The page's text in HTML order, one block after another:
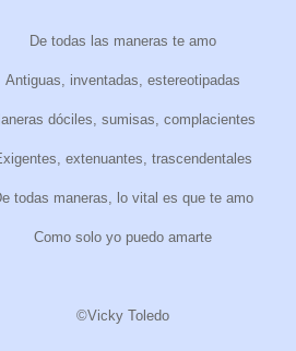
De todas las maneras te amo
Antiguas, inventadas, estereotipadas
dóciles, sumisas, complacientes
extenuantes, trascendentales
todas maneras, lo vital es que te amo
Como solo yo puedo amarte
©Vicky Toledo